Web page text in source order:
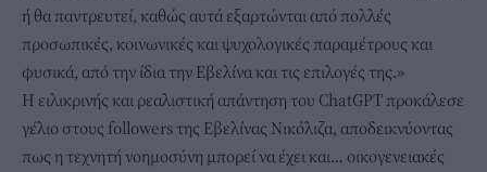
ή θα παντρευτεί, καθώς αυτά εξαρτώνται από πολλές
προσωπικές, κοινωνικές και ψυχολογικές παραμέτρους και
φυσικά, από την ίδια την Εβελίνα και τις επιλογές της.»
Η ειλικρινής και ρεαλιστική απάντηση του ChatGPT προκάλεσε
γέλιο στους followers της Εβελίνας Νικόλιζα, αποδεικνύοντας
πως η τεχνητή νοημοσύνη μπορεί να έχει και… οικογενειακές